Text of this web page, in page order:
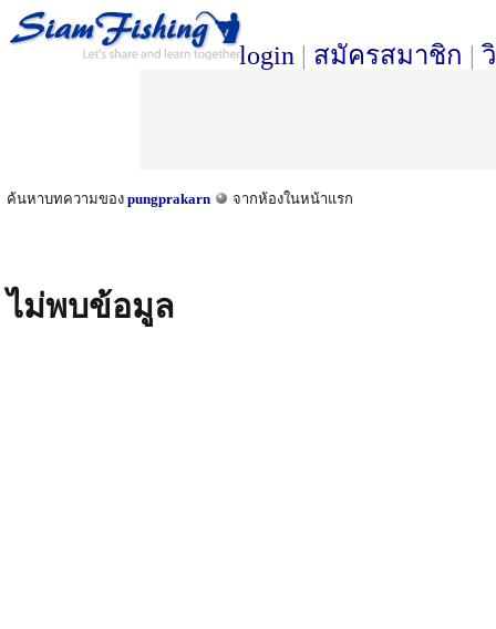
login | สมัครสมาชิก |
ค้นหาบทความของ pungprakarn จากห้องในหน้าแรก
ไม่พบข้อมูล